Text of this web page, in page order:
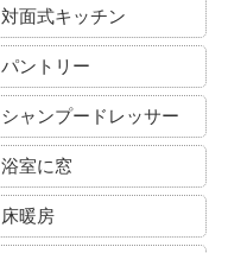
対面式キッチン
パントリー
シャンプードレッサー
浴室に窓
床暖房